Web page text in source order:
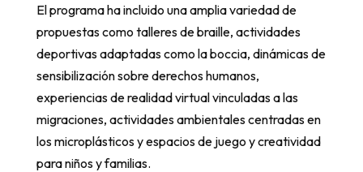
El programa ha incluido una amplia variedad de
propuestas como talleres de braille, actividades
deportivas adaptadas como la boccia, dinámicas de
sensibilización sobre derechos humanos,
experiencias de realidad virtual vinculadas a las
migraciones, actividades ambientales centradas en
los microplásticos y espacios de juego y creatividad
para niños y familias.